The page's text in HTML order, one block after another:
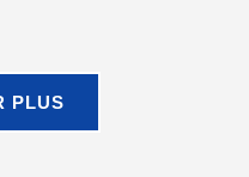
PLUS